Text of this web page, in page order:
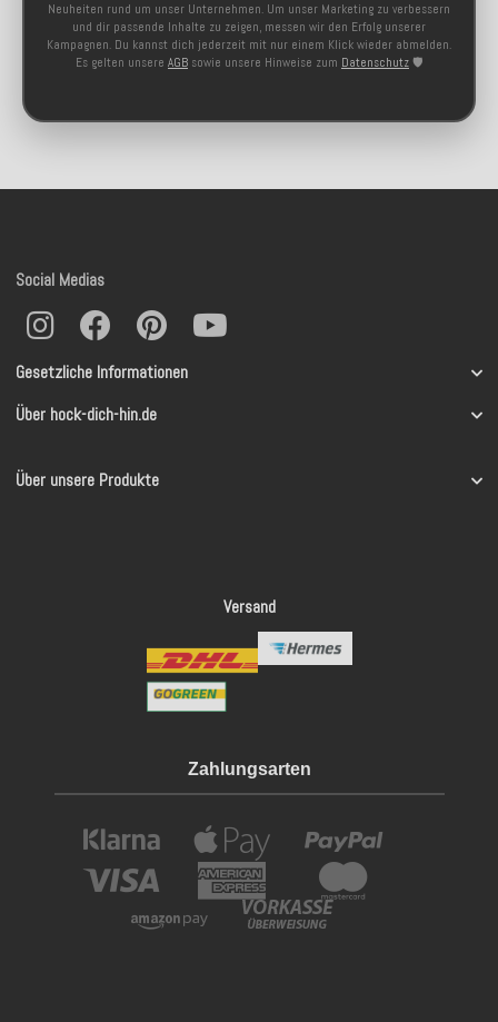
Neuheiten rund um unser Unternehmen. Um unser Marketing zu verbessern
und dir passende Inhalte zu zeigen, messen wir den Erfolg unserer
Kampagnen. Du kannst dich jederzeit mit nur einem Klick wieder abmelden.
Es gelten unsere AGB sowie unsere Hinweise zum Datenschutz 🛡️
Gesetzliche Informationen
Über hock-dich-hin.de
Über unsere Produkte
Social Medias
Versand
Zahlungsarten